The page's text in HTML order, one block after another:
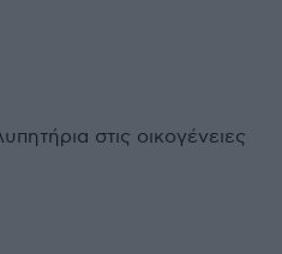
στις οικογένειες